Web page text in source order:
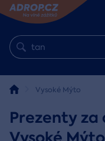
Vysoké Mýto
Prezenty